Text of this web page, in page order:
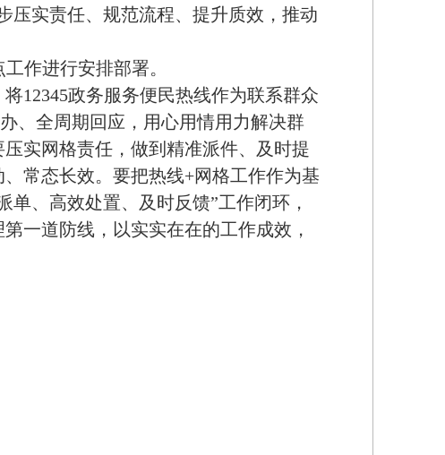
压实责任、规范流程、提升质效，推动
作进行安排部署。
12345政务服务便民热线作为联系群众
、全周期回应，用心用情用力解决群
实网格责任，做到精准派件、及时提
常态长效。要把热线+网格工作作为基
、高效处置、及时反馈”工作闭环，
一道防线，以实实在在的工作成效，